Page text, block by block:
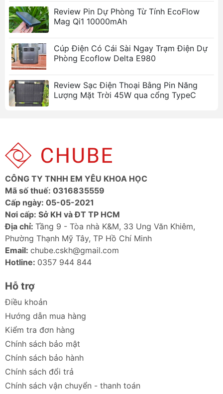
Review Pin Dự Phòng Từ Tính EcoFlow
Mag Qi1 10000mAh
Cúp Điện Có Cái Sài Ngay Trạm Điện Dự
Phòng Ecoflow Delta E980
Review Sạc Điện Thoại Bằng Pin Năng
Lượng Mặt Trời 45W qua cổng TypeC
CÔNG TY TNHH EM YÊU KHOA HỌC
Mã số thuế: 0316835559
Cấp ngày: 05-05-2021
Nơi cấp: Sở KH và ĐT TP HCM
Địa chỉ: Tầng 9 - Tòa nhà K&M, 33 Ung Văn Khiêm,
Phường Thạnh Mỹ Tây, TP Hồ Chí Minh
Email: chube.cskh@gmail.com
Hotline: 0357 944 844
Hỗ trợ
Điều khoản
Hướng dẫn mua hàng
Kiểm tra đơn hàng
Chính sách bảo mật
Chính sách bảo hành
Chính sách đổi trả
Chính sách vận chuyển - thanh toán